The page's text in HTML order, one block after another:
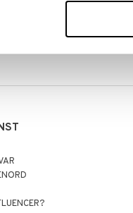
före 14:00 (gäller varor i